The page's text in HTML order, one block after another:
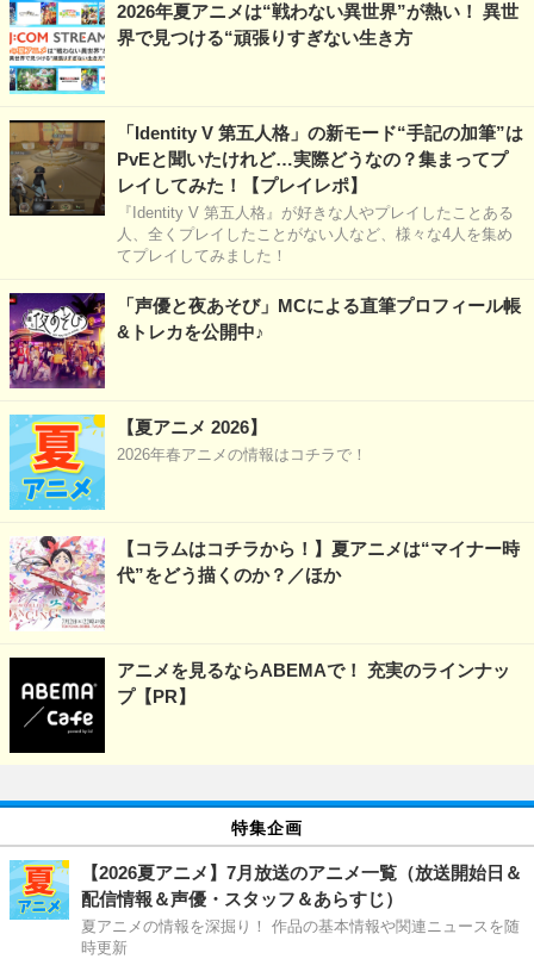
2026年夏アニメは“戦わない異世界”が熱い！ 異世
界で見つける“頑張りすぎない生き方
「Identity V 第五人格」の新モード“手記の加筆”は
PvEと聞いたけれど…実際どうなの？集まってプ
レイしてみた！【プレイレポ】
『Identity V 第五人格』が好きな人やプレイしたことある
人、全くプレイしたことがない人など、様々な4人を集め
てプレイしてみました！
「声優と夜あそび」MCによる直筆プロフィール帳
&トレカを公開中♪
【夏アニメ 2026】
2026年春アニメの情報はコチラで！
【コラムはコチラから！】夏アニメは“マイナー時
代”をどう描くのか？／ほか
アニメを見るならABEMAで！ 充実のラインナッ
プ【PR】
特集企画
【2026夏アニメ】7月放送のアニメ一覧（放送開始日＆
配信情報＆声優・スタッフ＆あらすじ）
夏アニメの情報を深掘り！ 作品の基本情報や関連ニュースを随
時更新